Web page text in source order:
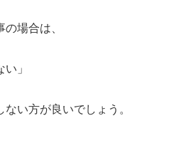
場合は、
」
い方が良いでしょう。